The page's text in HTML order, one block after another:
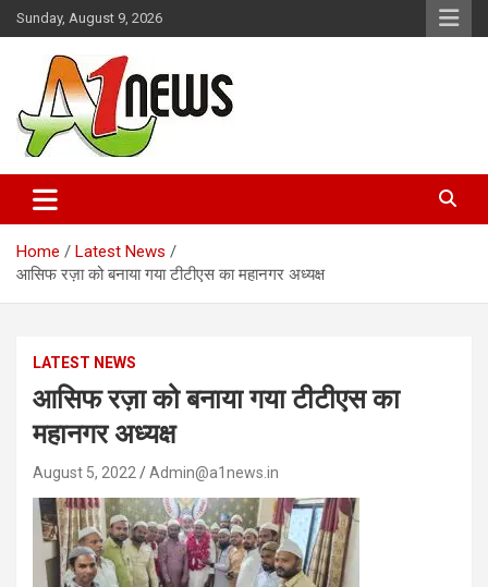
Skip
to
content
Sunday, August 9, 2026
A1news.in
Home
Latest News
आसिफ रज़ा को बनाया गया टीटीएस का महानगर अध्यक्ष
LATEST NEWS
आसिफ रज़ा को बनाया गया टीटीएस का
महानगर अध्यक्ष
August 5, 2022 Admin@a1news.in